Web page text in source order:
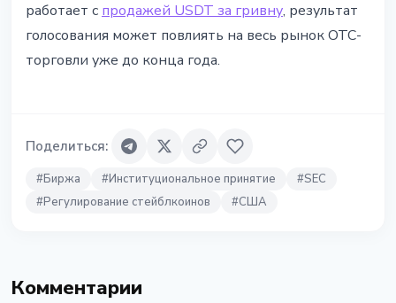
работает с продажей USDT за гривну, результат
голосования может повлиять на весь рынок OTC-
торговли уже до конца года.
Поделиться:
#Биржа #Институциональное принятие #SEC
#Регулирование стейблкоинов #США
Комментарии